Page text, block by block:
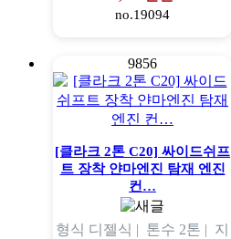
no.19094
9856
[클라크 2톤 C20] 싸이드쉬프
트 장착 얀마엔진 탐재 엔진
컨…
형식 디젤식 | 톤수 2톤 | 지